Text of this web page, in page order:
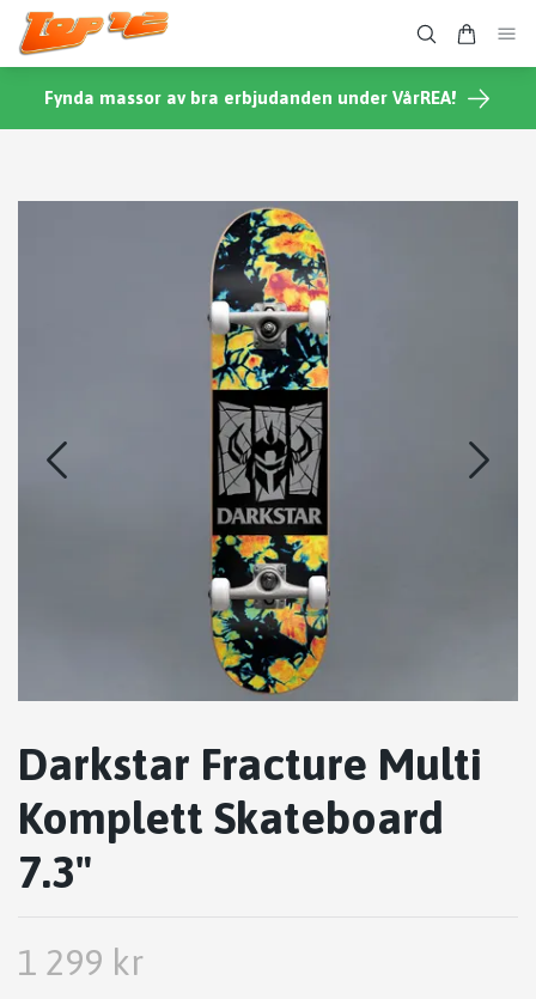
Fynda massor av bra erbjudanden under VårREA!
Darkstar Fracture Multi
Komplett Skateboard
7.3"
1 299 kr